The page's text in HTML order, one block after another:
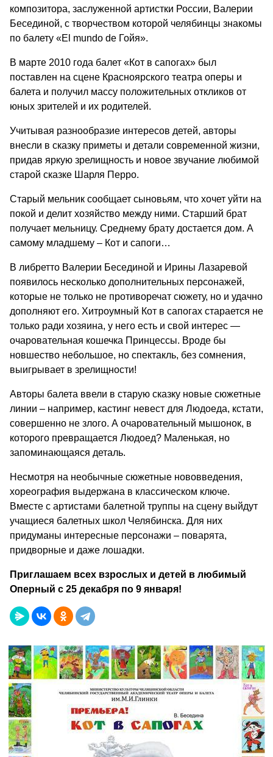
композитора, заслуженной артистки России, Валерии
Бесединой, с творчеством которой челябинцы знакомы
по балету «El mundo de Гойя».
В марте 2010 года балет «Кот в сапогах» был
поставлен на сцене Красноярского театра оперы и
балета и получил массу положительных откликов от
юных зрителей и их родителей.
Учитывая разнообразие интересов детей, авторы
внесли в сказку приметы и детали современной жизни,
придав яркую зрелищность и новое звучание любимой
старой сказке Шарля Перро.
Старый мельник сообщает сыновьям, что хочет уйти на
покой и делит хозяйство между ними. Старший брат
получает мельницу. Среднему брату достается дом. А
самому младшему – Кот и сапоги…
В либретто Валерии Бесединой и Ирины Лазаревой
появилось несколько дополнительных персонажей,
которые не только не противоречат сюжету, но и удачно
дополняют его. Хитроумный Кот в сапогах старается не
только ради хозяина, у него есть и свой интерес —
очаровательная кошечка Принцессы. Вроде бы
новшество небольшое, но спектакль, без сомнения,
выигрывает в зрелищности!
Авторы балета ввели в старую сказку новые сюжетные
линии – например, кастинг невест для Людоеда, кстати,
совершенно не злого. А очаровательный мышонок, в
которого превращается Людоед? Маленькая, но
запоминающаяся деталь.
Несмотря на необычные сюжетные нововведения,
хореография выдержана в классическом ключе.
Вместе с артистами балетной труппы на сцену выйдут
учащиеся балетных школ Челябинска. Для них
придуманы интересные персонажи – поварята,
придворные и даже лошадки.
Приглашаем всех взрослых и детей в любимый
Оперный с 25 декабря по 9 января!